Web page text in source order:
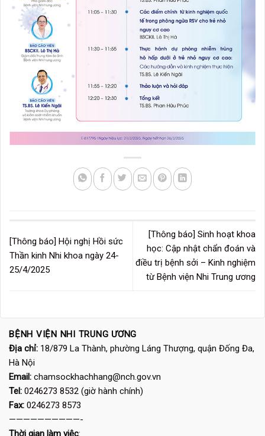
[Thông báo] Hội nghị Hồi sức
Thần kinh Nhi khoa ngày 24-
25/4/2025
[Thông báo] Sinh hoạt khoa
học: Cập nhật chẩn đoán và
điều trị bệnh sởi – Kinh nghiệm
từ Bệnh viện Nhi Trung ương
BỆNH VIỆN NHI TRUNG ƯƠNG
Địa chỉ: 18/879 La Thành, phường Láng Thượng, quận Đống Đa,
Hà Nội
Email: chamsockhachhang@nch.gov.vn
Tel: 0246273 8532 (giờ hành chính)
Fax: 0246273 8573
——————————-
Thời gian làm việc: